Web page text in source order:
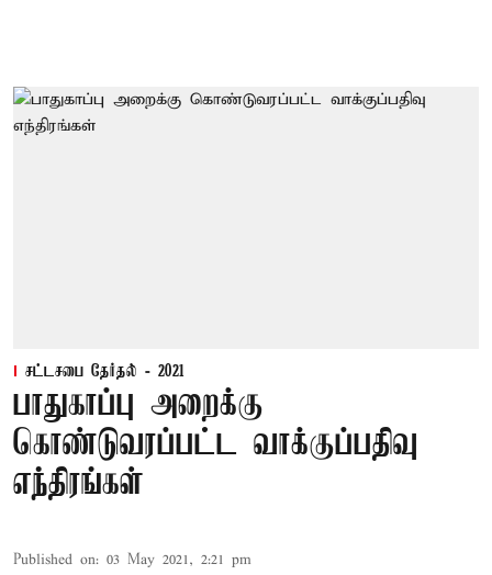
சட்டசபை தேர்தல் - 2021
பாதுகாப்பு அறைக்கு
கொண்டுவரப்பட்ட வாக்குப்பதிவு
எந்திரங்கள்
Published on: 03 May 2021, 2:21 pm